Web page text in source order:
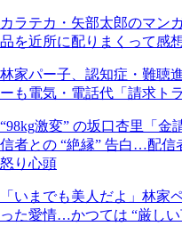
カラテカ・矢部太郎のマン
品を近所に配りまくって感
林家パー子、認知症・難聴
ーも電気・電話代「請求ト
“98kg激変” の坂口杏里「
信者との “絶縁” 告白…配信
怒り心頭
「いまでも美人だよ」林家
った愛情…かつては “厳し